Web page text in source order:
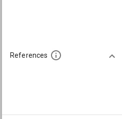
References